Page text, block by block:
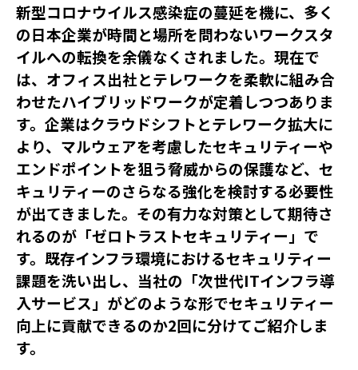
新型コロナウイルス感染症の蔓延を機に、多く
の日本企業が時間と場所を問わないワークスタ
イルへの転換を余儀なくされました。現在で
は、オフィス出社とテレワークを柔軟に組み合
わせたハイブリッドワークが定着しつつありま
す。企業はクラウドシフトとテレワーク拡大に
より、マルウェアを考慮したセキュリティーや
エンドポイントを狙う脅威からの保護など、セ
キュリティーのさらなる強化を検討する必要性
が出てきました。その有力な対策として期待さ
れるのが「ゼロトラストセキュリティー」で
す。既存インフラ環境におけるセキュリティー
課題を洗い出し、当社の「次世代ITインフラ導
入サービス」がどのような形でセキュリティー
向上に貢献できるのか2回に分けてご紹介しま
す。